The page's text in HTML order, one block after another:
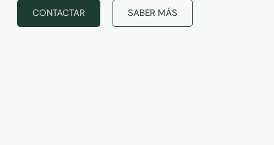
CONTACTAR SABER MÁS